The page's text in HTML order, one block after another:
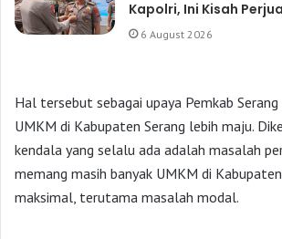
Kapolri, Ini Kisah
6 August 2026
Hal tersebut sebagai upaya Pemkab
UMKM di Kabupaten Serang lebih maju.
kendala yang selalu ada adalah masalah
memang masih banyak UMKM di
maksimal, terutama masalah modal.